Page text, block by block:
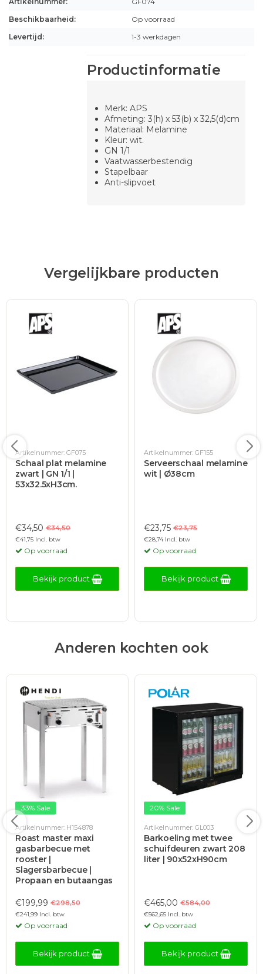
Beschikbaarheid:
Op voorraad
Levertijd:
1-3 werkdagen
Productinformatie
Merk: APS
Afmeting: 3(h) x 53(b) x 32,5(d)cm
Materiaal: Melamine
Kleur: wit.
GN 1/1
Vaatwasserbestendig
Stapelbaar
Anti-slipvoet
Vergelijkbare producten
Artikelnummer: GF075
Schaal plat melamine
zwart | GN 1/1 |
53x32.5xH3cm.
€34,50 €34,50
€41,75 Incl. btw
Op voorraad
Bekijk product
Artikelnummer: GF155
Serveerschaal melamine
wit | Ø38cm
€23,75 €23,75
€28,74 Incl. btw
Op voorraad
Bekijk product
Anderen kochten ook
33% Sale
Artikelnummer: H154878
Roast master maxi
gasbarbecue met
rooster |
Slagersbarbecue |
Propaan en butaangas
€199,99 €298,50
€241,99 Incl. btw
Op voorraad
Bekijk product
20% Sale
Artikelnummer: GL003
Barkoeling met twee
schuifdeuren zwart 208
liter | 90x52xH90cm
€465,00 €584,00
€562,65 Incl. btw
Op voorraad
Bekijk product